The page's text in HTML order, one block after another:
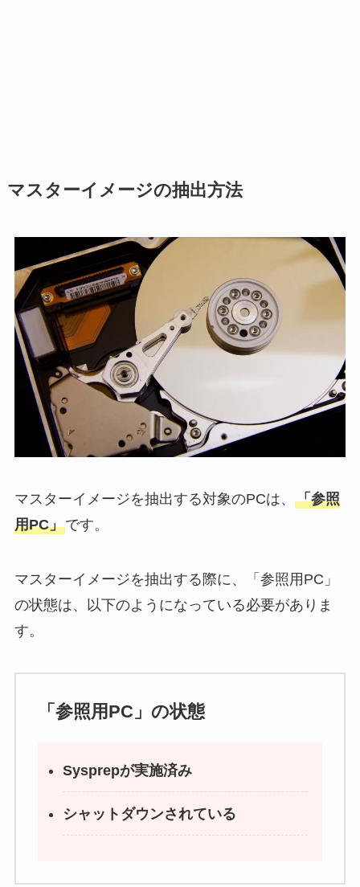
マスターイメージの抽出方法
マスターイメージを抽出する対象のPCは、 「参照
用PC」です。
マスターイメージを抽出する際に、「参照用PC」
の状態は、以下のようになっている必要がありま
す。
「参照用PC」の状態
Sysprepが実施済み
シャットダウンされている